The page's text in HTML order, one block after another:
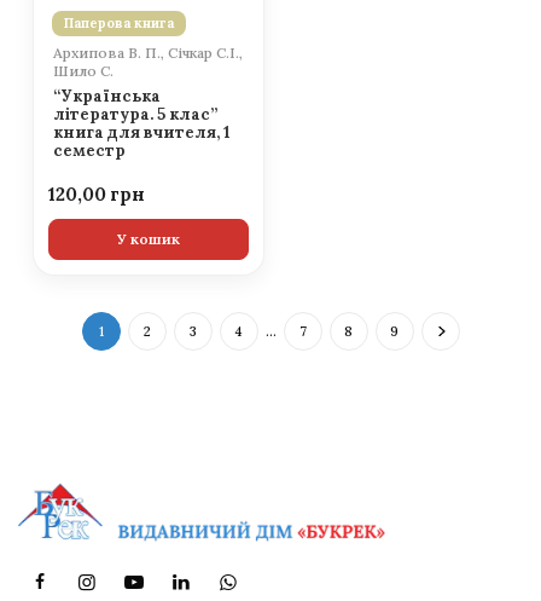
Паперова книга
Архипова В. П., Січкар С.І.,
Шило С.
“Українська
література. 5 клас”
книга для вчителя, 1
семестр
120,00
У кошик
1 2 3 4 … 7 8 9